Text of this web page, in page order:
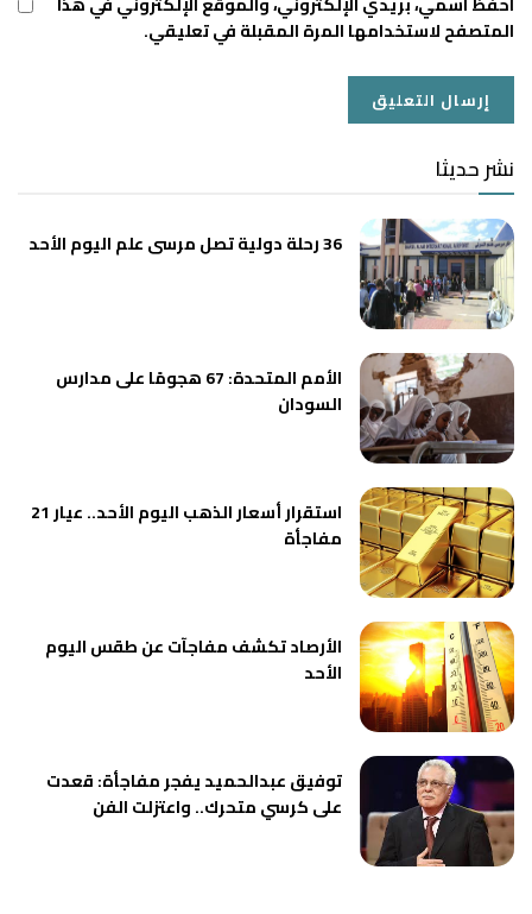
المتصفح لاستخدامها المرة المقبلة في تعليقي.
نشر حديثا
36 رحلة دولية تصل مرسى علم اليوم الأحد
الأمم المتحدة: 67 هجومًا على مدارس
السودان
استقرار أسعار الذهب اليوم الأحد.. عيار 21
مفاجأة
الأرصاد تكشف مفاجآت عن طقس اليوم
الأحد
توفيق عبدالحميد يفجر مفاجأة: قعدت
على كرسي متحرك.. واعتزلت الفن